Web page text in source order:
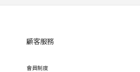
顧客服務
會員制度